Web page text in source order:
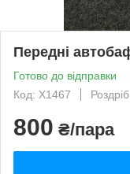
Передні
Готово до відправки
Код: X1467
Роздріб
800 ₴/пара